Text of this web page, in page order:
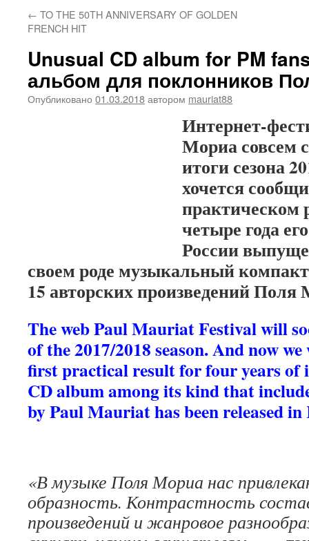
← TO THE 50TH ANNIVERSARY OF GOLDEN
FRENCH HIT
Unusual CD album for PM
альбом для поклонников
Опубликовано 01.03.2018автором mauriat88
Интернет-
Мориа совсем
итоги сезона
хочется
практическом
четыре года
России
своем роде музыкальный
15 авторских произведений Поля
The web Paul Mauriat Festival will
of the 2017/2018 season. And now
first practical result for four years of
CD album among its kind that
by Paul Mauriat has been released in
«В музыке Поля Мориа нас
образность. Контрастность
произведений и жанровое